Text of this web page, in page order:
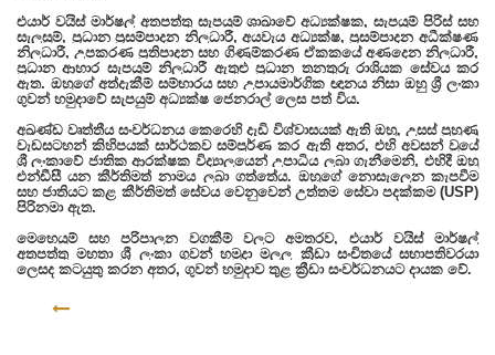
එයාර් වයිස් මාර්ෂල් අතපත්තු සැපයුම් ශාඛාවේ අධ්‍යක්ෂක, සැපයුම් පිරිස් සහ
සැලසුම්, ප්‍රධාන ප්‍රසම්පාදන නිලධාරී, අයවැය අධ්‍යක්ෂ, ප්‍රසම්පාදන අධීක්ෂණ
නිලධාරී, උපකරණ ප්‍රතිපාදන සහ ගිණුම්කරණ ඒකකයේ අණදෙන නිලධාරී,
ප්‍රධාන ආහාර සැපයුම් නිලධාරී ඇතුළු ප්‍රධාන තනතුරු රාශියක සේවය කර
ඇත. ඔහුගේ අත්දැකීම් සම්භාරය සහ උපායමාර්ගික ඥානය නිසා ඔහු ශ්‍රී ලංකා
ගුවන් හමුදාවේ සැපයුම් අධ්‍යක්ෂ ජෙනරාල් ලෙස පත් විය.
අඛණ්ඩ වෘත්තීය සංවර්ධනය කෙරෙහි දැඩි විශ්වාසයක් ඇති ඔහු, උසස් පුහුණු
වැඩසටහන් කිහිපයක් සාර්ථකව සම්පූර්ණ කර ඇති අතර, එහි අවසන් වූයේ
ශ්‍රී ලංකාවේ ජාතික ආරක්ෂක විද්‍යාලයෙන් උපාධිය ලබා ගැනීමෙනි, එහිදී ඔහු
එන්ඩීසී යන කීර්තිමත් නාමය ලබා ගත්තේය. ඔහුගේ නොසැලෙන කැපවීම
සහ ජාතියට කළ කීර්තිමත් සේවය වෙනුවෙන් උත්තම සේවා පදක්කම (USP)
පිරිනමා ඇත.
මෙහෙයුම් සහ පරිපාලන වගකීම් වලට අමතරව, එයාර් වයිස් මාර්ෂල්
අතපත්තු මහතා ශ්‍රී ලංකා ගුවන් හමුදා මලල ක්‍රීඩා සංචිතයේ සභාපතිවරයා
ලෙසද කටයුතු කරන අතර, ගුවන් හමුදාව තුළ ක්‍රීඩා සංවර්ධනයට දායක වේ.